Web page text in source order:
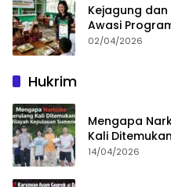
Kejagung dan
Awasi
02/04/2026
Hukrim
Mengapa
Kali
Sumenep?
14/04/2026